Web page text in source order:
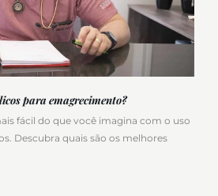
para emagrecimento?
fácil do que você imagina com o uso
Descubra quais são os melhores